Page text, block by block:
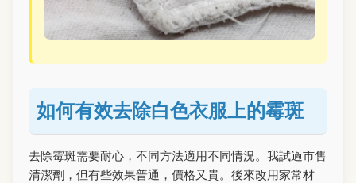
如何有效去除白色衣服上的霉斑
去除霉斑需要耐心，不同方法適用不同情況。我試過市售
清潔劑，但有些效果普通，價格又貴。後來改用家常材